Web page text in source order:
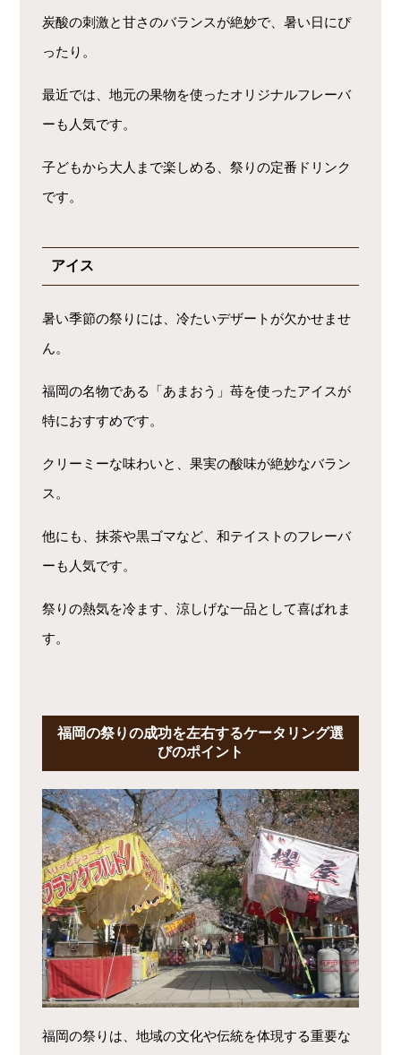
炭酸の刺激と甘さのバランスが絶妙で、暑い日にぴ
ったり。
最近では、地元の果物を使ったオリジナルフレーバ
ーも人気です。
子どもから大人まで楽しめる、祭りの定番ドリンク
です。
アイス
暑い季節の祭りには、冷たいデザートが欠かせませ
ん。
福岡の名物である「あまおう」苺を使ったアイスが
特におすすめです。
クリーミーな味わいと、果実の酸味が絶妙なバラン
ス。
他にも、抹茶や黒ゴマなど、和テイストのフレーバ
ーも人気です。
祭りの熱気を冷ます、涼しげな一品として喜ばれま
す。
福岡の祭りの成功を左右するケータリング選
びのポイント
福岡の祭りは、地域の文化や伝統を体現する重要な